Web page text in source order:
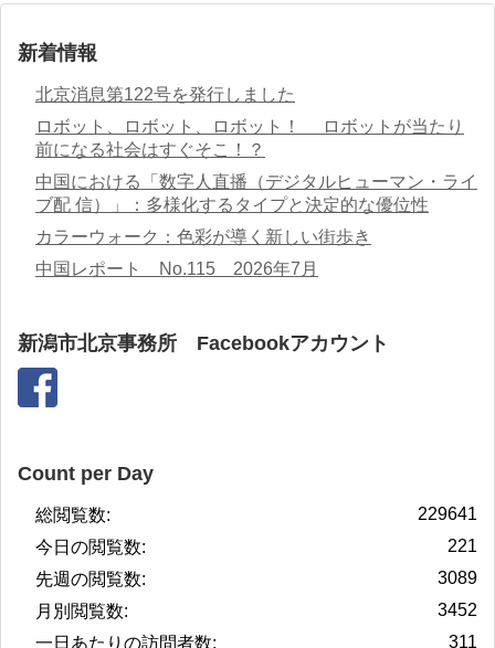
新着情報
北京消息第122号を発行しました
ロボット、ロボット、ロボット！ ロボットが当たり
前になる社会はすぐそこ！？
中国における「数字人直播（デジタルヒューマン・ライ
ブ配 信）」：多様化するタイプと決定的な優位性
カラーウォーク：色彩が導く新しい街歩き
中国レポート No.115 2026年7月
新潟市北京事務所 Facebookアカウント
Count per Day
229641
総閲覧数:
221
今日の閲覧数:
3089
先週の閲覧数:
3452
月別閲覧数:
311
一日あたりの訪問者数: